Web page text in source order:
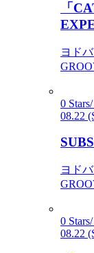
「
ヨド
0
08.22
ヨド
0
08.22